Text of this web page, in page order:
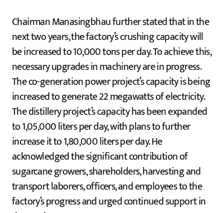
Chairman Manasingbhau further stated that in the
next two years, the factory’s crushing capacity will
be increased to 10,000 tons per day. To achieve this,
necessary upgrades in machinery are in progress.
The co-generation power project’s capacity is being
increased to generate 22 megawatts of electricity.
The distillery project’s capacity has been expanded
to 1,05,000 liters per day, with plans to further
increase it to 1,80,000 liters per day. He
acknowledged the significant contribution of
sugarcane growers, shareholders, harvesting and
transport laborers, officers, and employees to the
factory’s progress and urged continued support in